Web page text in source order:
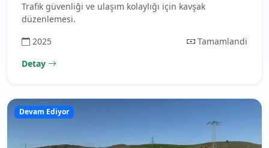
Trafik güvenliği ve ulaşım kolaylığı için kavşak
düzenlemesi.
2025
Tamamlandi
Detay
Devam Ediyor